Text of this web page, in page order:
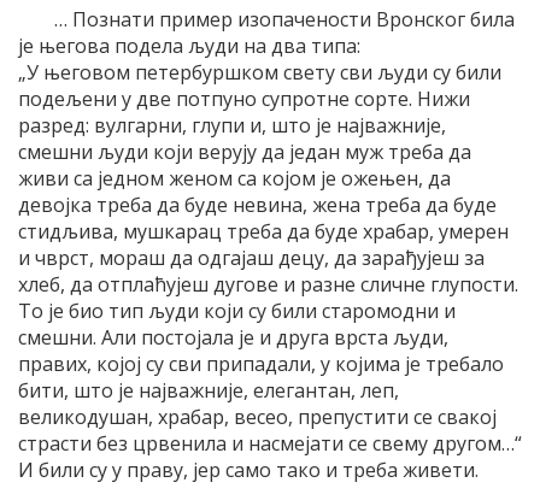
… Познати пример изопачености Вронског била
је његова подела људи на два типа:
„У његовом петербуршком свету сви људи су били
подељени у две потпуно супротне сорте. Нижи
разред: вулгарни, глупи и, што је најважније,
смешни људи који верују да један муж треба да
живи са једном женом са којом је ожењен, да
девојка треба да буде невина, жена треба да буде
стидљива, мушкарац треба да буде храбар, умерен
и чврст, мораш да одгајаш децу, да зарађујеш за
хлеб, да отплаћујеш дугове и разне сличне глупости.
То је био тип људи који су били старомодни и
смешни. Али постојала је и друга врста људи,
правих, којој су сви припадали, у којима је требало
бити, што је најважније, елегантан, леп,
великодушан, храбар, весео, препустити се свакој
страсти без црвенила и насмејати се свему другом…“
И били су у праву, јер само тако и треба живети.